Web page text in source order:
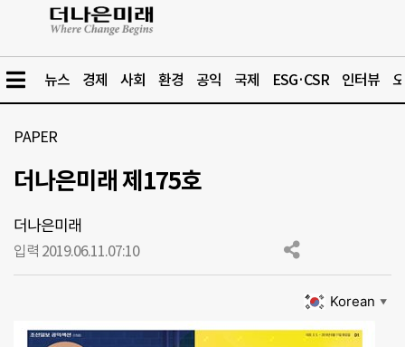
뉴스 경제 사회 환경 공익 국제 ESG·CSR 인터뷰
PAPER
더나은미래 제175호
더나은미래
입력 2019.06.11.07:10
Korean ▼